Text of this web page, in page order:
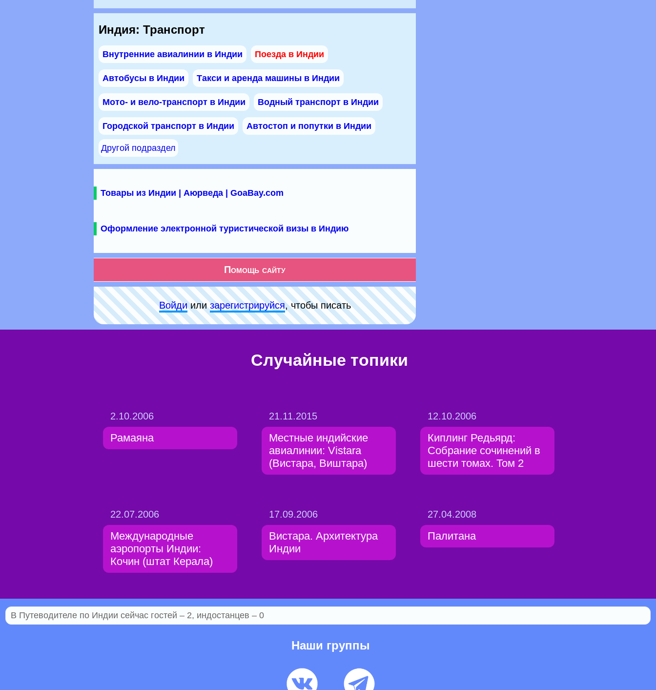
Индия: Транспорт
Внутренние авиалинии в Индии Поезда в Индии
Автобусы в Индии Такси и аренда машины в Индии
Мото- и вело-транспорт в Индии Водный транспорт в Индии
Городской транспорт в Индии Автостоп и попутки в Индии
Другой подраздел
Товары из Индии | Аюрведа | GoaBay.com
Оформление электронной туристической визы в Индию
Помощь сайту
Войдиилизарeгиcтpируйся, чтобы писать
Случайные топики
2.10.2006
Рамаяна
21.11.2015
Местные индийские
авиалинии: Vistara
(Вистара, Виштара)
12.10.2006
Киплинг Редьярд:
Собрание сочинений в
шести томах. Том 2
22.07.2006
Международные
аэропорты Индии:
Кочин (штат Керала)
17.09.2006
Вистара. Архитектура
Индии
27.04.2008
Палитана
В Путеводителе по Индии сейчас гостей – 2, индостанцев – 0
Наши группы